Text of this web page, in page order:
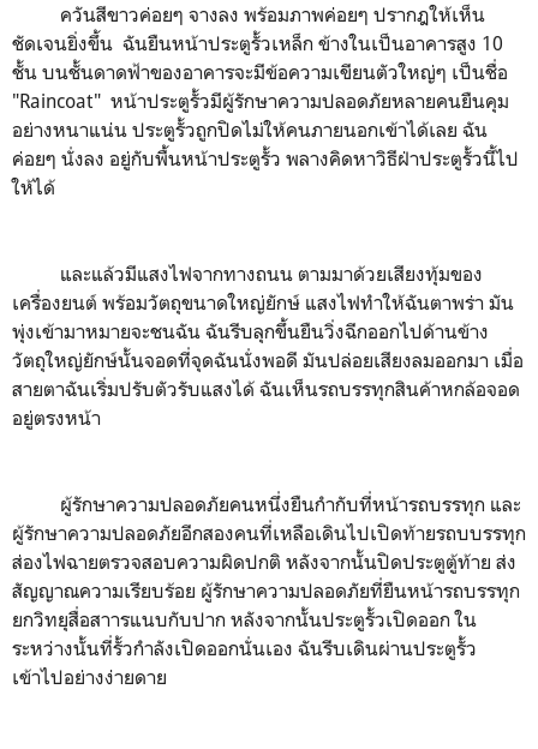
ควันสีขาวค่อยๆ จางลง พร้อมภาพค่อยๆ ปรากฎให้เห็น
ชัดเจนยิ่งขึ้น ฉันยืนหน้าประตูรั้วเหล็ก ข้างในเป็นอาคารสูง 10
ชั้น บนชั้นดาดฟ้าของอาคารจะมีข้อความเขียนตัวใหญ่ๆ เป็นชื่อ
"Raincoat" หน้าประตูรั้วมีผู้รักษาความปลอดภัยหลายคนยืนคุม
อย่างหนาแน่น ประตูรั้วถูกปิดไม่ให้คนภายนอกเข้าได้เลย ฉัน
ค่อยๆ นั่งลง อยู่กับพื้นหน้าประตูรั้ว พลางคิดหาวิธีฝ่าประตูรั้วนี้ไป
ให้ได้
และแล้วมีแสงไฟจากทางถนน ตามมาด้วยเสียงทุ้มของ
เครื่องยนต์ พร้อมวัตถุขนาดใหญ่ยักษ์ แสงไฟทำให้ฉันตาพร่า มัน
พุ่งเข้ามาหมายจะชนฉัน ฉันรีบลุกขึ้นยืนวิ่งฉีกออกไปด้านข้าง
วัตถุใหญ่ยักษ์นั้นจอดที่จุดฉันนั่งพอดี มันปล่อยเสียงลมออกมา เมื่อ
สายตาฉันเริ่มปรับตัวรับแสงได้ ฉันเห็นรถบรรทุกสินค้าหกล้อจอด
อยู่ตรงหน้า
ผู้รักษาความปลอดภัยคนหนึ่งยืนกำกับที่หน้ารถบรรทุก และ
ผู้รักษาความปลอดภัยอีกสองคนที่เหลือเดินไปเปิดท้ายรถบบรรทุก
ส่องไฟฉายตรวจสอบความผิดปกติ หลังจากนั้นปิดประตูตู้ท้าย ส่ง
สัญญาณความเรียบร้อย ผู้รักษาความปลอดภัยที่ยืนหน้ารถบรรทุก
ยกวิทยุสื่อสาารแนบกับปาก หลังจากนั้นประตูรั้วเปิดออก ใน
ระหว่างนั้นที่รั้วกำลังเปิดออกนั่นเอง ฉันรีบเดินผ่านประตูรั้ว
เข้าไปอย่างง่ายดาย